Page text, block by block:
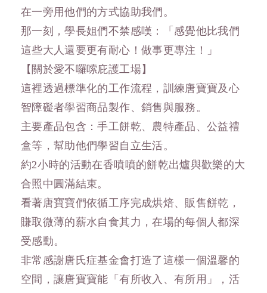
在一旁用他們的方式協助我們。
那一刻，學長姐們不禁感嘆：「感覺他比我們
這些大人還要更有耐心！做事更專注！」
【關於愛不囉嗦庇護工場】
這裡透過標準化的工作流程，訓練唐寶寶及心
智障礙者學習商品製作、銷售與服務。
主要產品包含：手工餅乾、農特產品、公益禮
盒等，幫助他們學習自立生活。
約2小時的活動在香噴噴的餅乾出爐與歡樂的大
合照中圓滿結束。
看著唐寶寶們依循工序完成烘焙、販售餅乾，
賺取微薄的薪水自食其力，在場的每個人都深
受感動。
非常感謝唐氏症基金會打造了這樣一個溫馨的
空間，讓唐寶寶能「有所收入、有所用」，活